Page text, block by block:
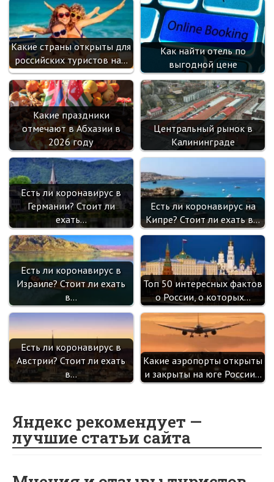
Какие страны открыты для
российских туристов на…
Как найти отель по
выгодной цене
Какие праздники
отмечают в Абхазии в
2026 году
Центральный рынок в
Калининграде
Есть ли коронавирус в
Германии? Стоит ли
ехать…
Есть ли коронавирус на
Кипре? Стоит ли ехать в…
Есть ли коронавирус в
Израиле? Стоит ли ехать
в…
Топ 50 интересных фактов
о России, о которых…
Есть ли коронавирус в
Австрии? Стоит ли ехать
в…
Какие аэропорты открыты
и закрыты на юге России…
Яндекс рекомендует —
лучшие статьи сайта